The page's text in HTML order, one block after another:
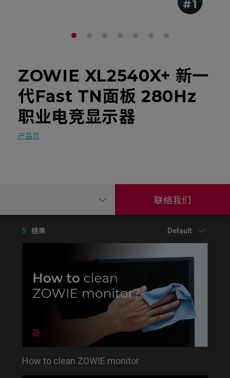
ZOWIE XL2540X+ 新一
代Fast TN面板 280Hz
职业电竞显示器
产品页
联络我们
5 结果 Default
How to clean ZOWIE monitor